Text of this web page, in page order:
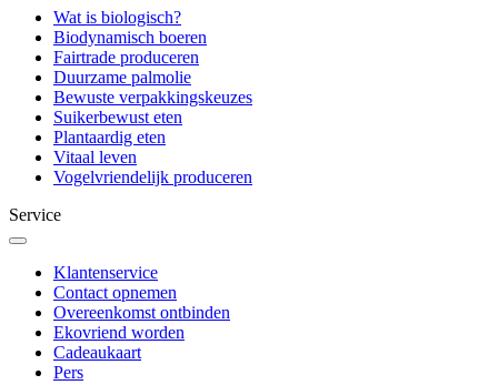
Wat is biologisch?
Biodynamisch boeren
Fairtrade produceren
Duurzame palmolie
Bewuste verpakkingskeuzes
Suikerbewust eten
Plantaardig eten
Vitaal leven
Vogelvriendelijk produceren
Service
Klantenservice
Contact opnemen
Overeenkomst ontbinden
Ekovriend worden
Cadeaukaart
Pers